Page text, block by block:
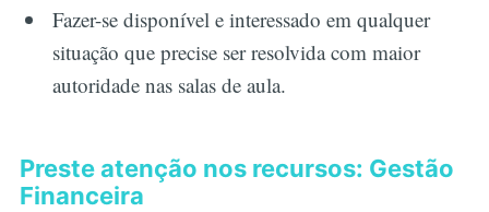
Fazer-se disponível e interessado em qualquer
situação que precise ser resolvida com maior
autoridade nas salas de aula.
Preste atenção nos recursos: Gestão
Financeira